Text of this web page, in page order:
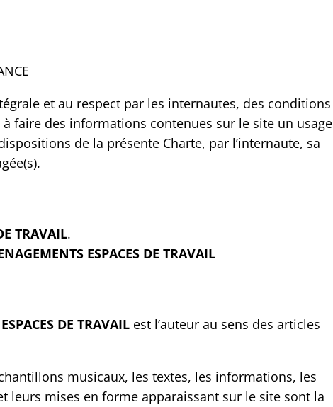
et au respect par les internautes, des conditions
à faire des informations contenues sur le site un usage
de la présente Charte, par l’internaute, sa
TRAVAIL.
ESPACES DE TRAVAIL
DE TRAVAIL est l’auteur au sens des articles
musicaux, les textes, les informations, les
leurs mises en forme apparaissant sur le site sont la